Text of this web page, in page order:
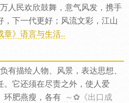
人民欢欣鼓舞，意气风发，携手
，下一代更好；风流文彩，江山
章》语言与生活..
有描绘人物、风景，表达思想、
。它还须在尽责之外，使人爱
环肥燕瘦，各有
～✿《出口成